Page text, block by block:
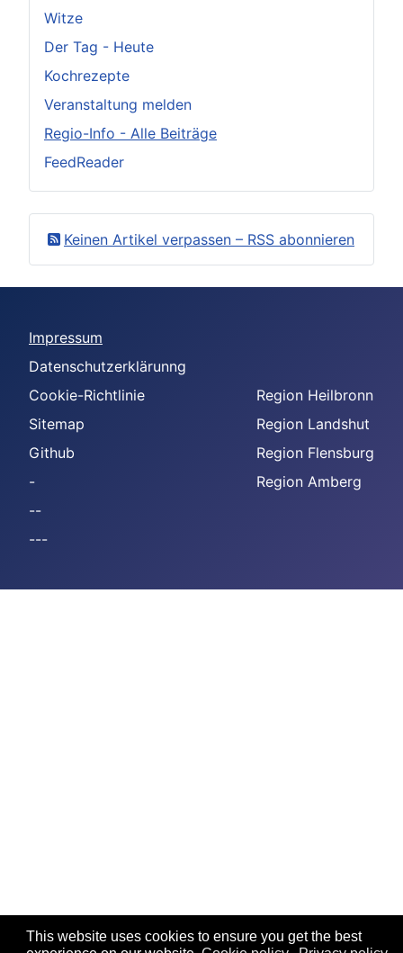
This website uses cookies to ensure you get the best
Witze
Der Tag - Heute
Kochrezepte
Veranstaltung melden
Regio-Info - Alle Beiträge
FeedReader
Keinen Artikel verpassen – RSS abonnieren
Impressum
Datenschutzerklärunng
Cookie-Richtlinie
Sitemap
Github
-
--
---
Region Heilbronn
Region Landshut
Region Flensburg
Region Amberg